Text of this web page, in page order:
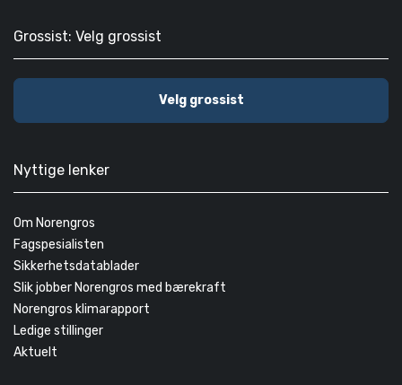
Grossist: Velg grossist
Velg grossist
Nyttige lenker
Om Norengros
Fagspesialisten
Sikkerhetsdatablader
Slik jobber Norengros med bærekraft
Norengros klimarapport
Ledige stillinger
Aktuelt